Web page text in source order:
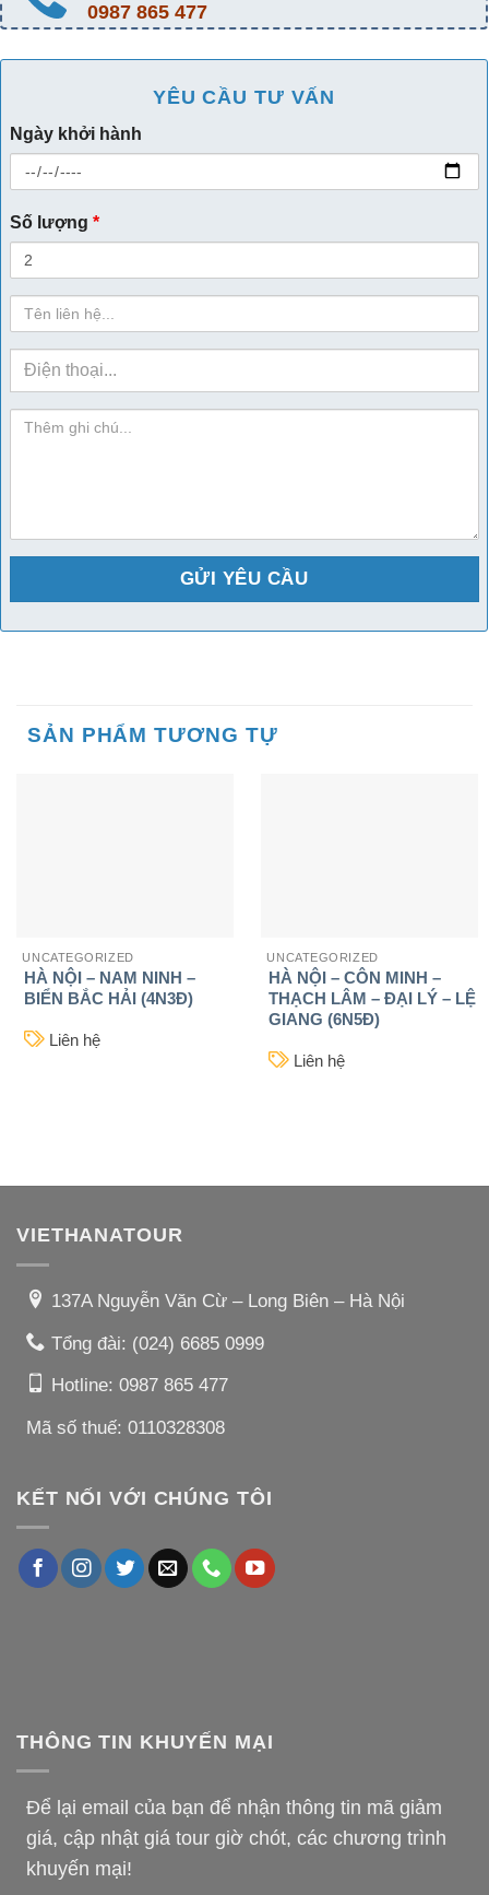
0987 865 477
YÊU CẦU TƯ VẤN
Ngày khởi hành
Số lượng *
Họ
Tên
sdt
ghi-
SẢN PHẨM TƯƠNG TỰ
UNCATEGORIZED
HÀ NỘI – NAM NINH –
BIỂN BẮC HẢI (4N3Đ)
Liên hệ
UNCATEGORIZED
HÀ NỘI – CÔN MINH –
THẠCH LÂM – ĐẠI LÝ – LỆ
GIANG (6N5Đ)
Liên hệ
VIETHANATOUR
137A Nguyễn Văn Cừ – Long Biên – Hà Nội
Tổng đài: (024) 6685 0999
Hotline: 0987 865 477
Mã số thuế: 0110328308
KẾT NỐI VỚI CHÚNG TÔI
THÔNG TIN KHUYẾN MẠI
Để lại email của bạn để nhận thông tin mã giảm
giá, cập nhật giá tour giờ chót, các chương trình
khuyến mại!